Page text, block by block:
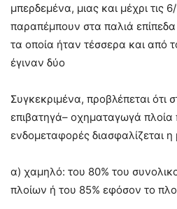
μπερδεμένα, μιας και μέχρι τις
παραπέμπουν στα παλιά
τα οποία ήταν τέσσερα και από
έγιναν δύο
Συγκεκριμένα, προβλέπεται ότι
επιβατηγά– οχηματαγωγά πλοία
ενδομεταφορές διασφαλίζεται
α) χαμηλό: του 80% του
πλοίων ή του 85% εφόσον το